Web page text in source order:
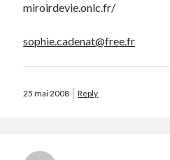
miroirdevie.onlc.fr/
sophie.cadenat@free.fr
25 mai 2008 Reply